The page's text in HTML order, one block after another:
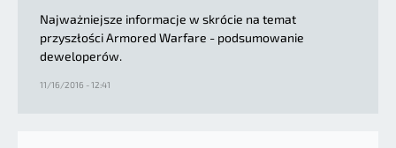
Najważniejsze informacje w skrócie na temat
przyszłości Armored Warfare - podsumowanie
deweloperów.
11/16/2016 - 12:41